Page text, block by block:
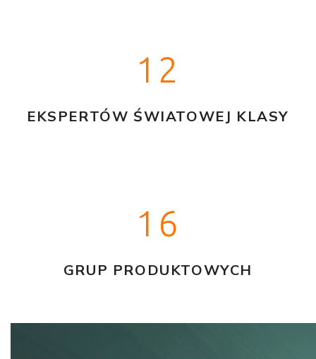
12
EKSPERTÓW ŚWIATOWEJ KLASY
16
GRUP PRODUKTOWYCH